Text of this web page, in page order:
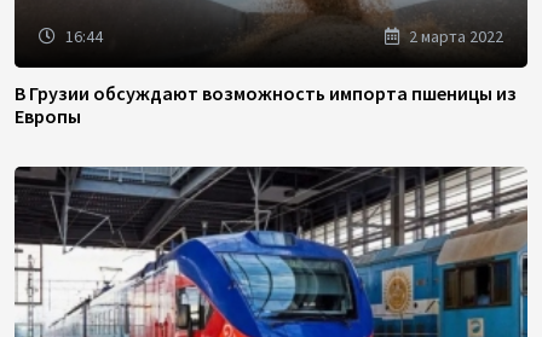
16:44 2 марта 2022
В Грузии обсуждают возможность импорта пшеницы из
Европы